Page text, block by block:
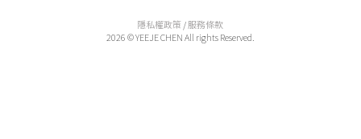
隱私權政策/服務條款
2026 © YEEJE CHEN All rights Reserved.